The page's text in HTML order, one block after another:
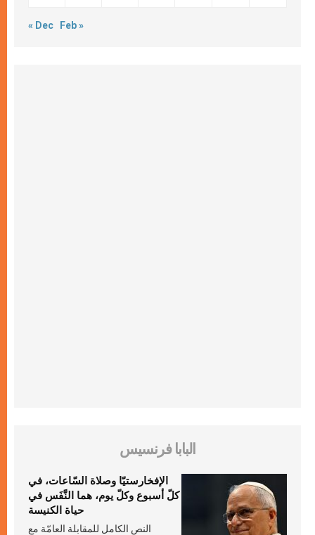
« Dec Feb »
البابا فرنسيس
الإفخارستيّا وصلاة السّاعات، في
كلّ أسبوع وكلّ يوم، هما النَّفَس في
حياة الكنيسة
النص الكامل للمقابلة العامّة مع